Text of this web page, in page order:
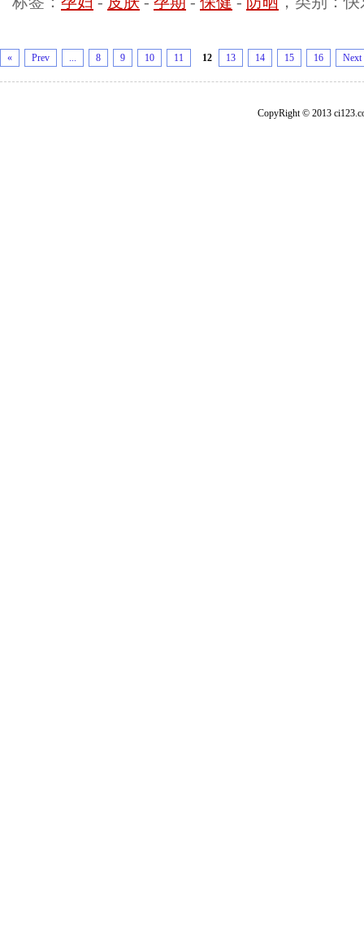
« Prev ... 8 9 10 11 12 13 14 15 16 Next
CopyRight © 2013